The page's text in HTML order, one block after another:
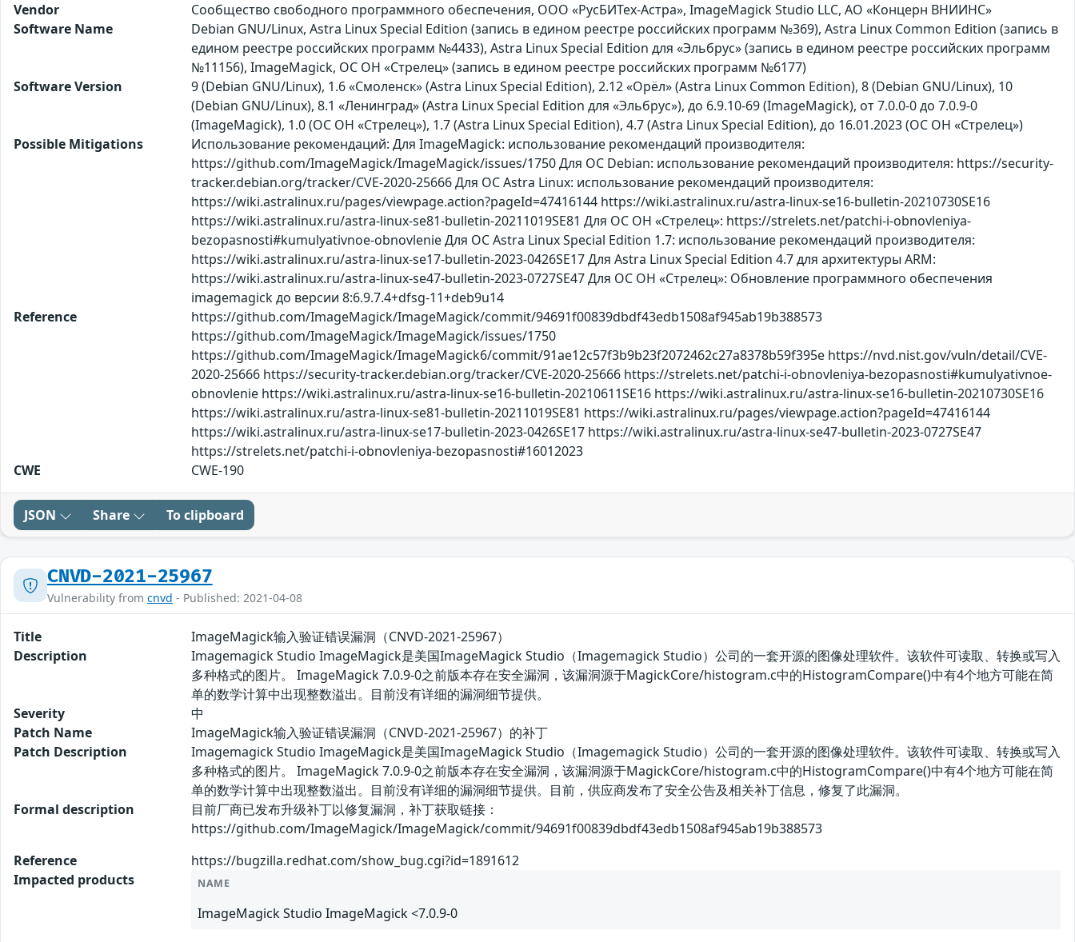
Vendor
Сообщество свободного программного обеспечения, ООО «РусБИТех-Астра», ImageMagick Studio LLC, АО «Концерн ВНИИНС»
Software Name
Debian GNU/Linux, Astra Linux Special Edition (запись в едином реестре российских программ №369), Astra Linux Common Edition (запись в
едином реестре российских программ №4433), Astra Linux Special Edition для «Эльбрус» (запись в едином реестре российских программ
№11156), ImageMagick, ОС ОН «Стрелец» (запись в едином реестре российских программ №6177)
Software Version
9 (Debian GNU/Linux), 1.6 «Смоленск» (Astra Linux Special Edition), 2.12 «Орёл» (Astra Linux Common Edition), 8 (Debian GNU/Linux), 10
(Debian GNU/Linux), 8.1 «Ленинград» (Astra Linux Special Edition для «Эльбрус»), до 6.9.10-69 (ImageMagick), от 7.0.0-0 до 7.0.9-0
(ImageMagick), 1.0 (ОС ОН «Стрелец»), 1.7 (Astra Linux Special Edition), 4.7 (Astra Linux Special Edition), до 16.01.2023 (ОС ОН «Стрелец»)
Possible Mitigations
Использование рекомендаций: Для ImageMagick: использование рекомендаций производителя:
https://github.com/ImageMagick/ImageMagick/issues/1750 Для ОС Debian: использование рекомендаций производителя: https://security-
tracker.debian.org/tracker/CVE-2020-25666 Для ОС Astra Linux: использование рекомендаций производителя:
https://wiki.astralinux.ru/pages/viewpage.action?pageId=47416144 https://wiki.astralinux.ru/astra-linux-se16-bulletin-20210730SE16
https://wiki.astralinux.ru/astra-linux-se81-bulletin-20211019SE81 Для ОС ОН «Стрелец»: https://strelets.net/patchi-i-obnovleniya-
bezopasnosti#kumulyativnoe-obnovlenie Для ОС Astra Linux Special Edition 1.7: использование рекомендаций производителя:
https://wiki.astralinux.ru/astra-linux-se17-bulletin-2023-0426SE17 Для Astra Linux Special Edition 4.7 для архитектуры ARM:
https://wiki.astralinux.ru/astra-linux-se47-bulletin-2023-0727SE47 Для ОС ОН «Стрелец»: Обновление программного обеспечения
imagemagick до версии 8:6.9.7.4+dfsg-11+deb9u14
Reference
https://github.com/ImageMagick/ImageMagick/commit/94691f00839dbdf43edb1508af945ab19b388573
https://github.com/ImageMagick/ImageMagick/issues/1750
https://github.com/ImageMagick/ImageMagick6/commit/91ae12c57f3b9b23f2072462c27a8378b59f395e https://nvd.nist.gov/vuln/detail/CVE-
2020-25666 https://security-tracker.debian.org/tracker/CVE-2020-25666 https://strelets.net/patchi-i-obnovleniya-bezopasnosti#kumulyativnoe-
obnovlenie https://wiki.astralinux.ru/astra-linux-se16-bulletin-20210611SE16 https://wiki.astralinux.ru/astra-linux-se16-bulletin-20210730SE16
https://wiki.astralinux.ru/astra-linux-se81-bulletin-20211019SE81 https://wiki.astralinux.ru/pages/viewpage.action?pageId=47416144
https://wiki.astralinux.ru/astra-linux-se17-bulletin-2023-0426SE17 https://wiki.astralinux.ru/astra-linux-se47-bulletin-2023-0727SE47
https://strelets.net/patchi-i-obnovleniya-bezopasnosti#16012023
CWE
CWE-190
JSON Share To clipboard
CNVD-2021-25967
Vulnerability from cnvd - Published: 2021-04-08
Title
ImageMagick输入验证错误漏洞（CNVD-2021-25967）
Description
Imagemagick Studio ImageMagick是美国ImageMagick Studio（Imagemagick Studio）公司的一套开源的图像处理软件。该软件可读取、转换或写入
多种格式的图片。 ImageMagick 7.0.9-0之前版本存在安全漏洞，该漏洞源于MagickCore/histogram.c中的HistogramCompare()中有4个地方可能在简
单的数学计算中出现整数溢出。目前没有详细的漏洞细节提供。
Severity
中
Patch Name
ImageMagick输入验证错误漏洞（CNVD-2021-25967）的补丁
Patch Description
Imagemagick Studio ImageMagick是美国ImageMagick Studio（Imagemagick Studio）公司的一套开源的图像处理软件。该软件可读取、转换或写入
多种格式的图片。 ImageMagick 7.0.9-0之前版本存在安全漏洞，该漏洞源于MagickCore/histogram.c中的HistogramCompare()中有4个地方可能在简
单的数学计算中出现整数溢出。目前没有详细的漏洞细节提供。目前，供应商发布了安全公告及相关补丁信息，修复了此漏洞。
Formal description
目前厂商已发布升级补丁以修复漏洞，补丁获取链接：
https://github.com/ImageMagick/ImageMagick/commit/94691f00839dbdf43edb1508af945ab19b388573
Reference
https://bugzilla.redhat.com/show_bug.cgi?id=1891612
Impacted products
NAME
ImageMagick Studio ImageMagick <7.0.9-0